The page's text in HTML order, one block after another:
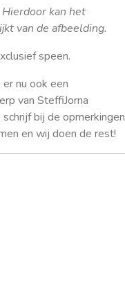
kan het
van de afbeelding.
speen.
nu ook een
van SteffiJorna
bij de opmerkingen
en wij doen de rest!